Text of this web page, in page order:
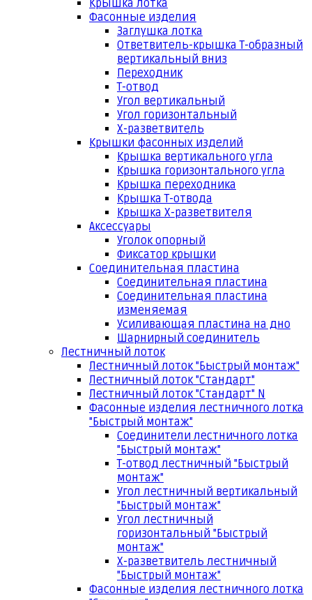
Крышка лотка
Фасонные изделия
Заглушка лотка
Ответвитель-крышка Т-образный
вертикальный вниз
Переходник
Т-отвод
Угол вертикальный
Угол горизонтальный
Х-разветвитель
Крышки фасонных изделий
Крышка вертикального угла
Крышка горизонтального угла
Крышка переходника
Крышка Т-отвода
Крышка Х-разветвителя
Аксессуары
Уголок опорный
Фиксатор крышки
Соединительная пластина
Соединительная пластина
Соединительная пластина
изменяемая
Усиливающая пластина на дно
Шарнирный соединитель
Лестничный лоток
Лестничный лоток "Быстрый монтаж"
Лестничный лоток "Стандарт"
Лестничный лоток "Стандарт" N
Фасонные изделия лестничного лотка
"Быстрый монтаж"
Соединители лестничного лотка
"Быстрый монтаж"
Т-отвод лестничный "Быстрый
монтаж"
Угол лестничный вертикальный
"Быстрый монтаж"
Угол лестничный
горизонтальный "Быстрый
монтаж"
Х-разветвитель лестничный
"Быстрый монтаж"
Фасонные изделия лестничного лотка